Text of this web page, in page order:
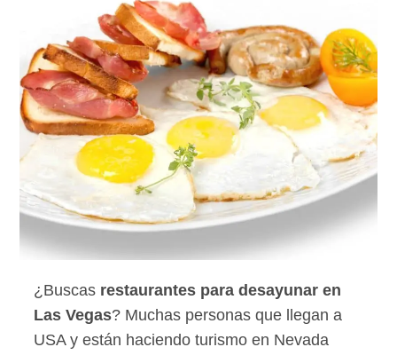
¿Buscas restaurantes para desayunar en
Las Vegas? Muchas personas que llegan a
USA y están haciendo turismo en Nevada